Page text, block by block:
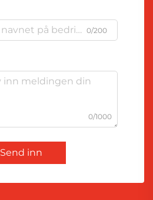
0/200
0/1000
Send inn